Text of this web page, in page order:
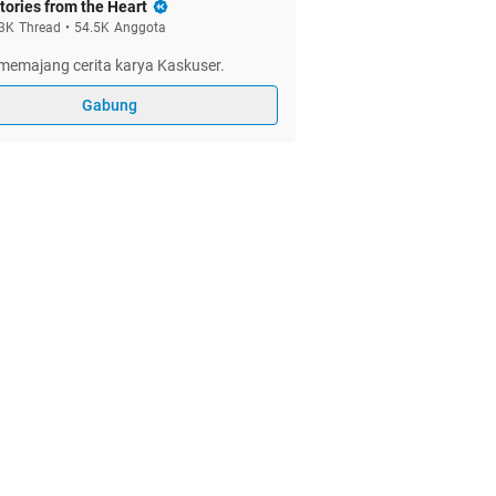
from the Heart
Thread • 54.5K Anggota
cerita karya Kaskuser.
Gabung